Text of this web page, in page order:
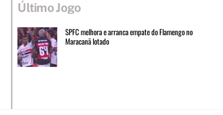
Último Jogo
SPFC melhora e arranca empate do Flamengo no
Maracanã lotado